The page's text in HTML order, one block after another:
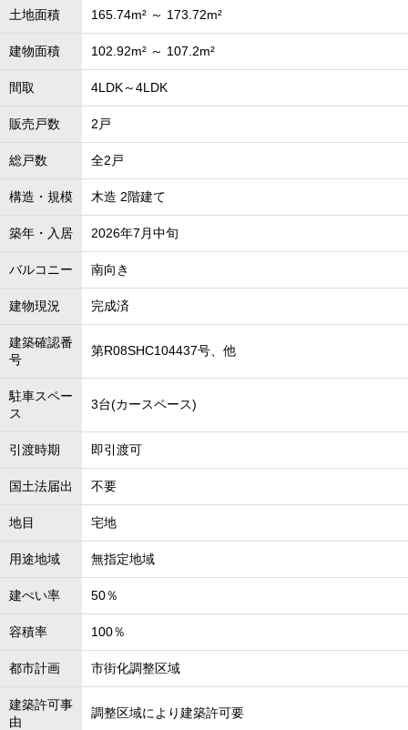
土地面積 165.74m² ～ 173.72m²
建物面積 102.92m² ～ 107.2m²
間取 4LDK～4LDK
販売戸数 2戸
総戸数 全2戸
構造・規模 木造 2階建て
築年・入居 2026年7月中旬
バルコニー 南向き
建物現況 完成済
建築確認番
号
第R08SHC104437号、他
駐車スペー
ス
3台(カースペース)
引渡時期 即引渡可
国土法届出 不要
地目 宅地
用途地域 無指定地域
建ぺい率 50％
容積率 100％
都市計画 市街化調整区域
建築許可事
由
調整区域により建築許可要